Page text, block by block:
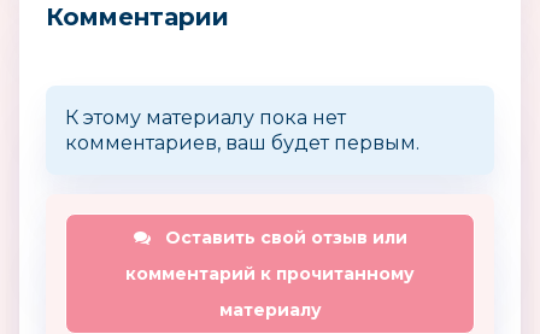
Комментарии
К этому материалу пока нет
комментариев, ваш будет первым.
Оставить свой отзыв или
комментарий к прочитанному
материалу